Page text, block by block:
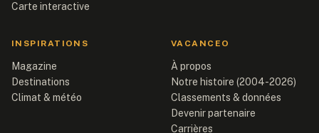
Carte interactive
INSPIRATIONS
Magazine
Destinations
Climat & météo
VACANCEO
À propos
Notre histoire (2004-2026)
Classements & données
Devenir partenaire
Carrières